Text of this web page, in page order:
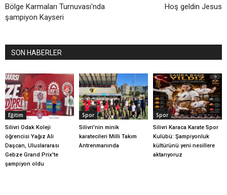
Bölge Karmaları Turnuvası'nda
şampiyon Kayseri
Hoş geldin Jesus
SON HABERLER
Eğitim
Silivri Odak Koleji
öğrencisi Yağız Ali
Daşcan, Uluslararası
Gebze Grand Prix'te
şampiyon oldu
Spor
Silivri'nin minik
karatecileri Milli Takım
Antrenmanında
Spor
Silivri Karaca Karate Spor
Kulübü: Şampiyonluk
kültürünü yeni nesillere
aktarıyoruz